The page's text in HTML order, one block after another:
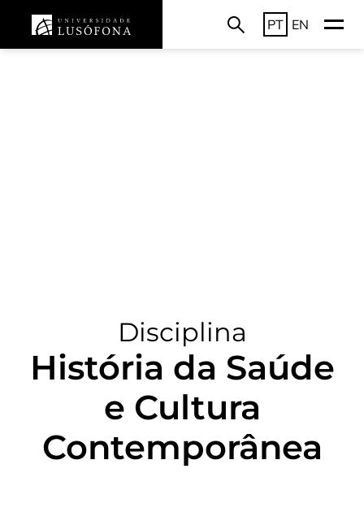
PT EN
Disciplina
História da Saúde
e Cultura
Contemporânea